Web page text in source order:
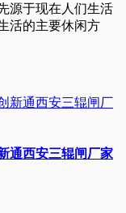
源于现在人们生活
活的主要休闲方
通西安三辊闸厂家